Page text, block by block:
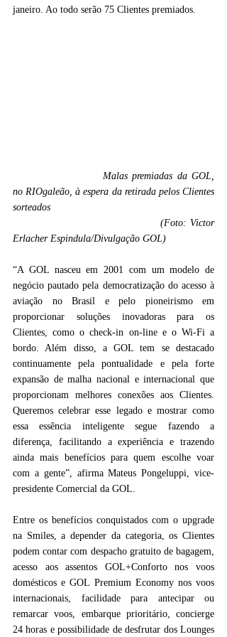
janeiro. Ao todo serão 75 Clientes premiados.
Malas premiadas da GOL,
no RIOgaleão, à espera da retirada pelos Clientes
sorteados
Erlacher Espindula/Divulgação GOL)
“A GOL nasceu em 2001 com um modelo de
negócio pautado pela democratização do acesso à
aviação no Brasil e pelo pioneirismo em
proporcionar soluções inovadoras para os
Clientes, como o check-in on-line e o Wi-Fi a
bordo. Além disso, a GOL tem se destacado
continuamente pela pontualidade e pela forte
expansão de malha nacional e internacional que
proporcionam melhores conexões aos Clientes.
Queremos celebrar esse legado e mostrar como
essa essência inteligente segue fazendo a
diferença, facilitando a experiência e trazendo
ainda mais benefícios para quem escolhe voar
com a gente”, afirma Mateus Pongeluppi, vice-
presidente Comercial da GOL.
Entre os benefícios conquistados com o upgrade
na Smiles, a depender da categoria, os Clientes
podem contar com despacho gratuito de bagagem,
acesso aos assentos GOL+Conforto nos voos
domésticos e GOL Premium Economy nos voos
internacionais, facilidade para antecipar ou
remarcar voos, embarque prioritário, concierge
24 horas e possibilidade de desfrutar dos Lounges